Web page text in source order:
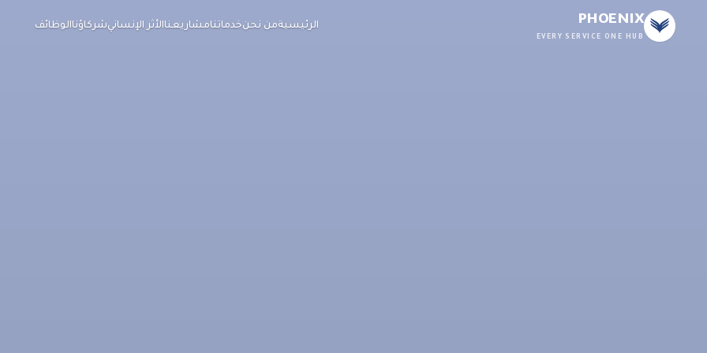
PHOENIX
EVERY SERVICE ONE HUB
الرئيسيةمن نحنخدماتنامشاريعناالأثر الإنسانيشركاؤناالوظائف